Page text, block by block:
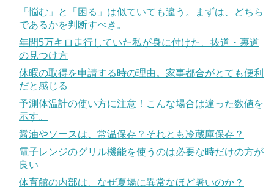
「悩む」と「困る」は似ていても違う。まずは、どちら
であるかを判断すべき。
年間5万キロ走行していた私が身に付けた、抜道・裏道
の見つけ方
休暇の取得を申請する時の理由。家事都合がとても便利
だと感じる
予測体温計の使い方に注意！こんな場合は違った数値を
示す。
醤油やソースは、常温保存？それとも冷蔵庫保存？
電子レンジのグリル機能を使うのは必要な時だけの方が
良い
体育館の内部は、なぜ夏場に異常なほど暑いのか？